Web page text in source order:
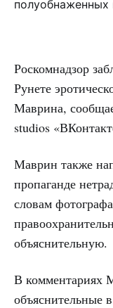
Роскомнадзор
Рунете
Маврина,
studios
Маврин также
пропаганде
словам
объяснительную.
В комментариях
объяснительные